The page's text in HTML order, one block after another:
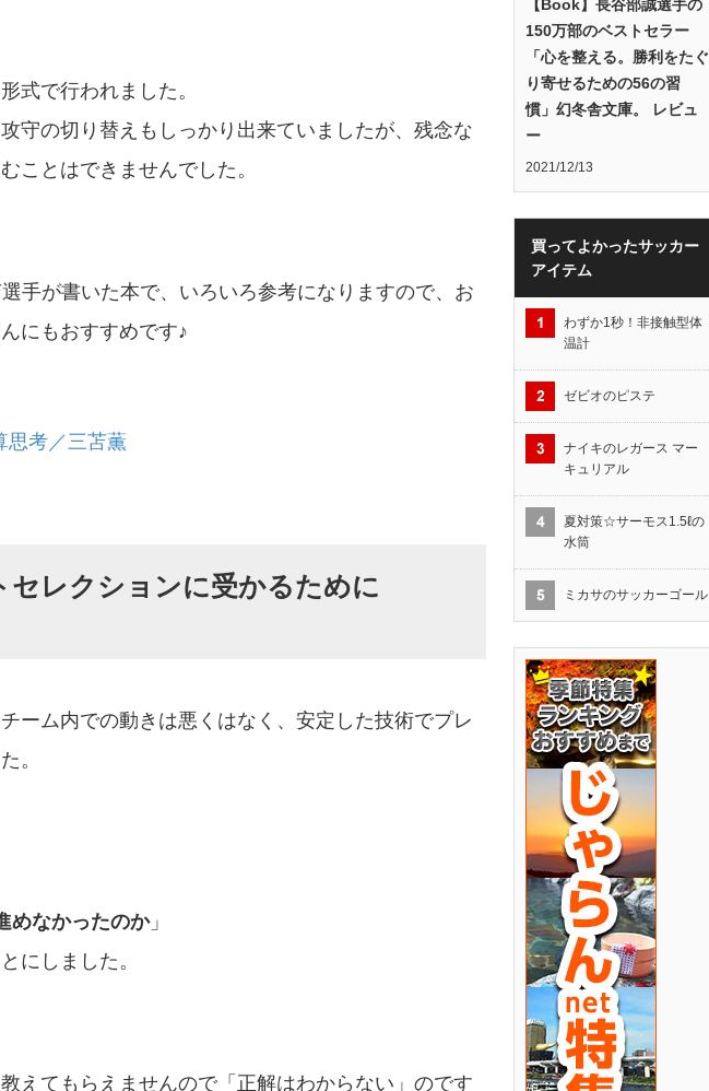
式で行われました。
守の切り替えもしっかり出来ていましたが、残念な
ことはできませんでした。
手が書いた本で、いろいろ参考になりますので、お
にもおすすめです♪
考／三苫薫
セレクションに受かるために
ーム内での動きは悪くはなく、安定した技術でプレ
。
めなかったのか」
にしました。
えてもらえませんので「正解はわからない」のです
【Book】長谷部誠選手の
150万部のベストセラー
「心を整える。勝利をたぐ
り寄せるための56の習
慣」幻冬舎文庫。 レビュ
ー
2021/12/13
買ってよかったサッカー
アイテム
わずか1秒！非接触型体
温計
ゼビオのピステ
ナイキのレガース マー
キュリアル
夏対策☆サーモス1.5ℓの
水筒
ミカサのサッカーゴール